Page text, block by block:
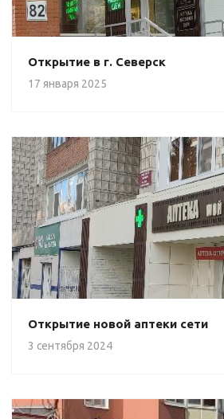
Открытие в г. Северск
17 января 2025
Открытие новой аптеки сети
3 сентября 2024